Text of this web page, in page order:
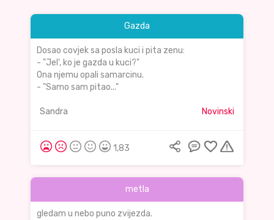
Gazda
Dosao covjek sa posla kuci i pita zenu:
- "Jel', ko je gazda u kuci?"
Ona njemu opali samarcinu.
- "Samo sam pitao..."
Sandra Novinski
1,83
metla
gledam u nebo puno zvijezda.